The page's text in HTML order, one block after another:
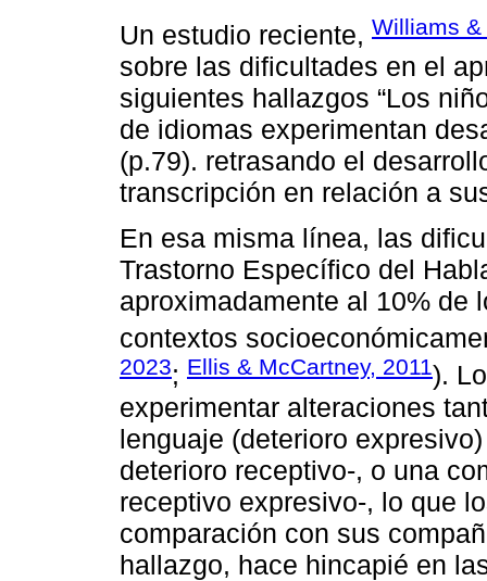
Un estudio reciente, Williams
sobre las dificultades en el
siguientes hallazgos “Los
de idiomas experimentan
(p.79). retrasando el
transcripción en relación a
En esa misma línea, las
Trastorno Específico del
aproximadamente al 10% de
contextos
2023; Ellis & McCartney, 2011).
experimentar alteraciones
lenguaje (deterioro
deterioro receptivo-, o una
receptivo expresivo-, lo que
comparación con sus
hallazgo, hace hincapié en